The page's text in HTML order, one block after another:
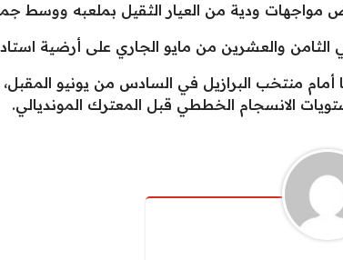
ودية من العيار الثقيل بملعبه ووسط
والعشرين من مايو الجاري على أرضية استاد
أمام منتخب البرازيل في السادس من يونيو
الانسجام الخططي قبل المعترك المونديالي.